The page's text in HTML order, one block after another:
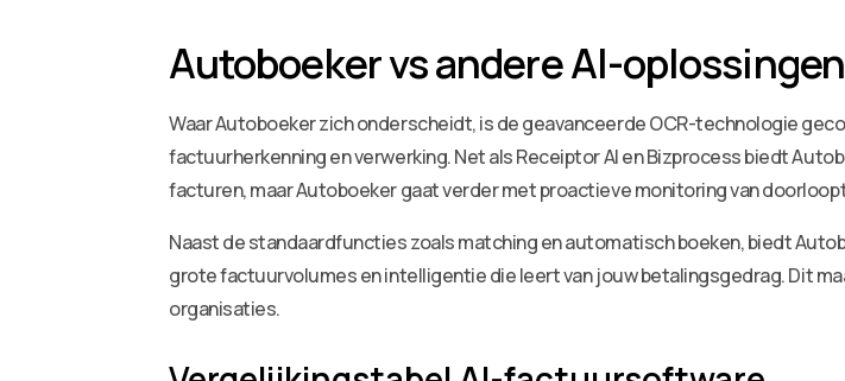
Autoboeker vs andere AI-oplossingen
Waar Autoboeker zich onderscheidt, is de geavanceerde OCR-technologie
factuurherkenning en verwerking. Net als Receiptor AI en Bizprocess biedt
facturen, maar Autoboeker gaat verder met proactieve monitoring van
Naast de standaardfuncties zoals matching en automatisch boeken, biedt
grote factuurvolumes en intelligentie die leert van jouw betalingsgedrag. Dit
organisaties.